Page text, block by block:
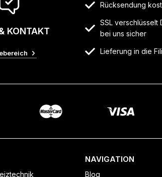
KONTAKT
Rücksendung
SSL verschlüsselt
bei uns sicher
Lieferung in die
NAVIGATION
Blog